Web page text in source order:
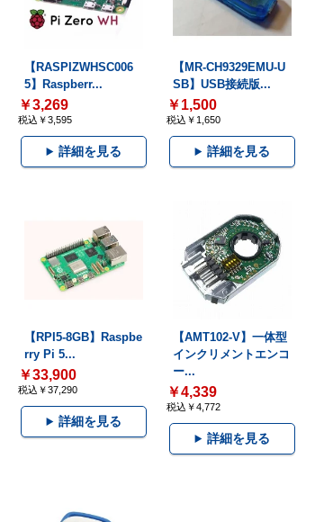
【RASPIZWHSC006
5】Raspberr...
￥3,269
税込￥3,595
詳細を見る
【MR-CH9329EMU-U
SB】USB接続版...
￥1,500
税込￥1,650
詳細を見る
【RPI5-8GB】Raspbe
rry Pi 5...
￥33,900
税込￥37,290
詳細を見る
【AMT102-V】一体型
インクリメントエンコ
ー...
￥4,339
税込￥4,772
詳細を見る